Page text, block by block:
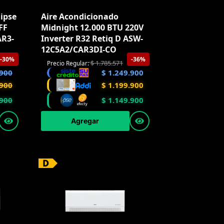
-30%
Aire Acondicionado
Midnight 12.000 BTU 220V
Inverter R32 Retiq D ASW-
12C5A2/CAR3DI-CO
-36%
Precio Regular:$1.785.571
$ 1.249.900
$ 1.199.900
$ 1.149.900
Agregar